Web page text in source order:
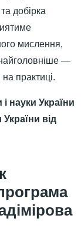
добірка
мислення,
найголовніше —
практиці.
науки України
України від